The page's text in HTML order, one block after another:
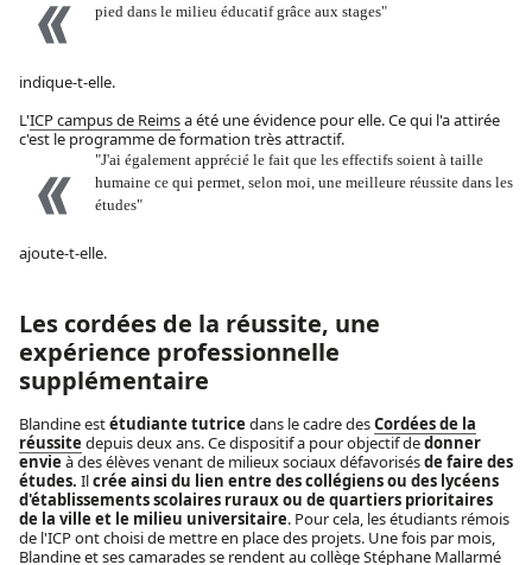
pied dans le milieu éducatif grâce aux stages"
indique-t-elle.
L'ICP campus de Reimsa été une évidence pour elle. Ce qui l'a attirée
c'est le programme de formation très attractif.
"J'ai également apprécié le fait que les effectifs soient à taille
humaine ce qui permet, selon moi, une meilleure réussite dans les
études"
ajoute-t-elle.
Les cordées de la réussite, une
expérience professionnelle
supplémentaire
Blandine estétudiante tutrice dans le cadre desCordées de la
réussite depuis deux ans. Ce dispositif a pour objectif dedonner
envie à des élèves venant de milieux sociaux défavorisésde faire des
études. Ilcrée ainsi du lien entre des collégiens ou des lycéens
d'établissements scolaires ruraux ou de quartiers prioritaires
de la ville et le milieu universitaire. Pour cela, les étudiants rémois
de l'ICP ont choisi de mettre en place des projets. Une fois par mois,
Blandine et ses camarades se rendent au collège Stéphane Mallarmé